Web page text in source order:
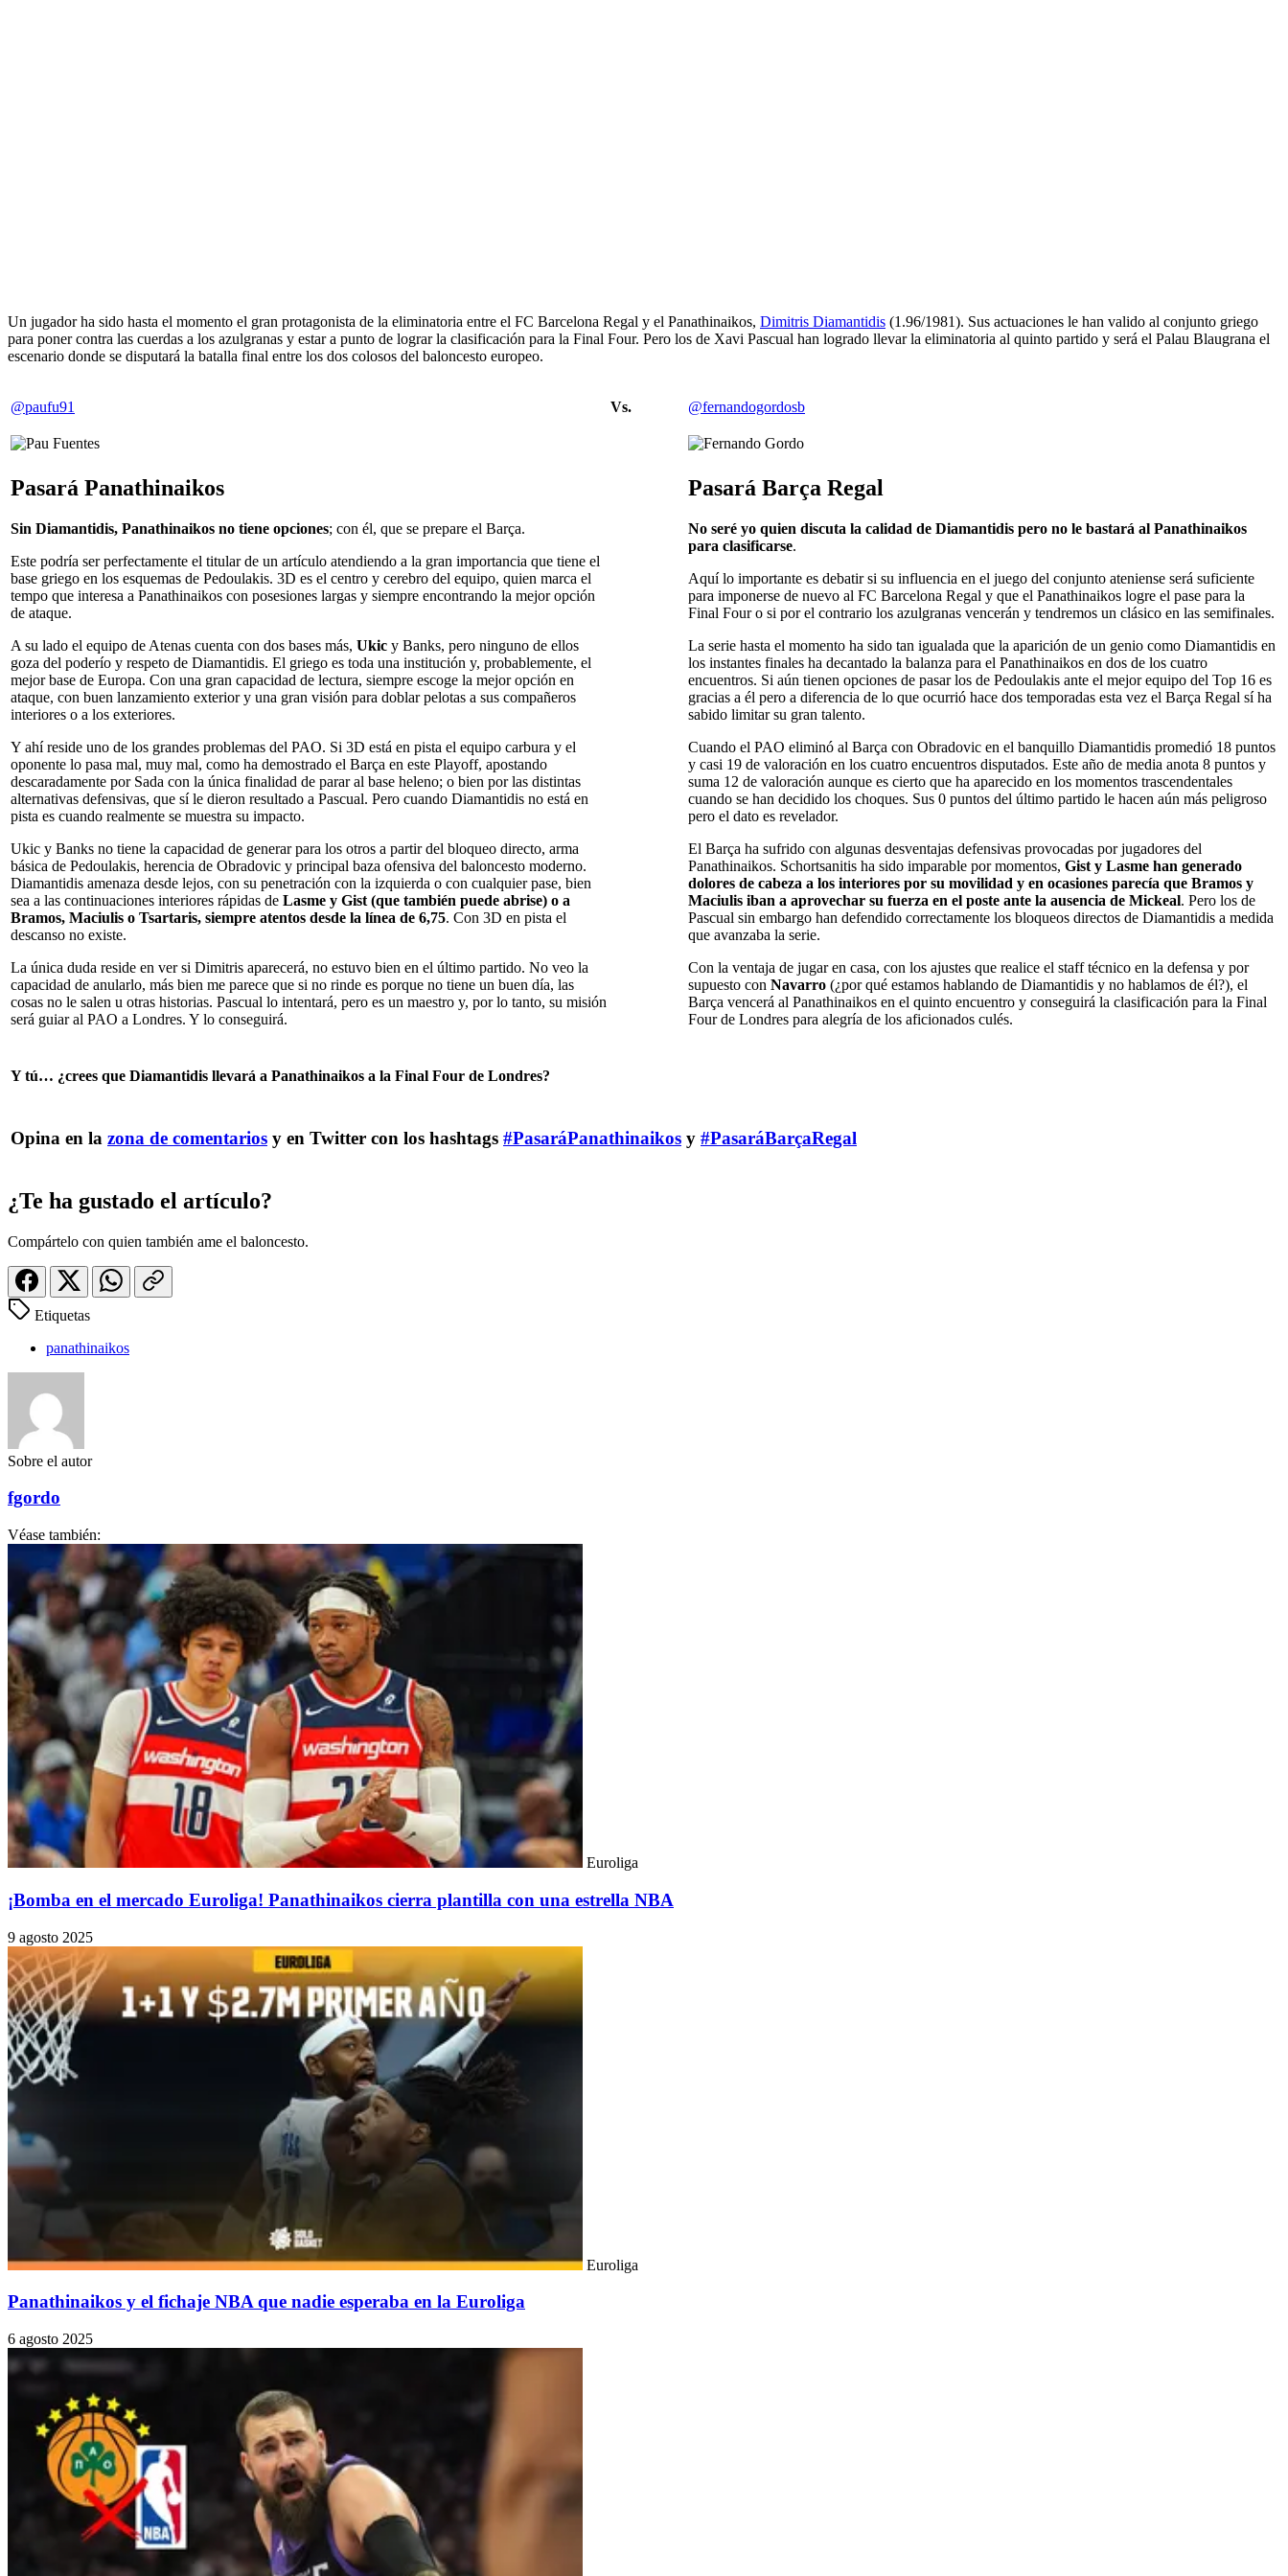
Un jugador ha sido hasta el momento el gran protagonista de la eliminatoria entre el FC Barcelona Regal y el Panathinaikos, Dimitris Diamantidis (1.96/1981). Sus actuaciones le han valido al conjunto griego
para poner contra las cuerdas a los azulgranas y estar a punto de lograr la clasificación para la Final Four. Pero los de Xavi Pascual han logrado llevar la eliminatoria al quinto partido y será el Palau Blaugrana el
escenario donde se disputará la batalla final entre los dos colosos del baloncesto europeo.
@paufu91 Vs. @fernandogordosb
Pasará Panathinaikos
Sin Diamantidis, Panathinaikos no tiene opciones; con él, que se prepare el Barça.
Este podría ser perfectamente el titular de un artículo atendiendo a la gran importancia que tiene el
base griego en los esquemas de Pedoulakis. 3D es el centro y cerebro del equipo, quien marca el
tempo que interesa a Panathinaikos con posesiones largas y siempre encontrando la mejor opción
de ataque.
A su lado el equipo de Atenas cuenta con dos bases más, Ukic y Banks, pero ninguno de ellos
goza del poderío y respeto de Diamantidis. El griego es toda una institución y, probablemente, el
mejor base de Europa. Con una gran capacidad de lectura, siempre escoge la mejor opción en
ataque, con buen lanzamiento exterior y una gran visión para doblar pelotas a sus compañeros
interiores o a los exteriores.
Y ahí reside uno de los grandes problemas del PAO. Si 3D está en pista el equipo carbura y el
oponente lo pasa mal, muy mal, como ha demostrado el Barça en este Playoff, apostando
descaradamente por Sada con la única finalidad de parar al base heleno; o bien por las distintas
alternativas defensivas, que sí le dieron resultado a Pascual. Pero cuando Diamantidis no está en
pista es cuando realmente se muestra su impacto.
Ukic y Banks no tiene la capacidad de generar para los otros a partir del bloqueo directo, arma
básica de Pedoulakis, herencia de Obradovic y principal baza ofensiva del baloncesto moderno.
Diamantidis amenaza desde lejos, con su penetración con la izquierda o con cualquier pase, bien
sea a las continuaciones interiores rápidas de Lasme y Gist (que también puede abrise) o a
Bramos, Maciulis o Tsartaris, siempre atentos desde la línea de 6,75. Con 3D en pista el
descanso no existe.
La única duda reside en ver si Dimitris aparecerá, no estuvo bien en el último partido. No veo la
capacidad de anularlo, más bien me parece que si no rinde es porque no tiene un buen día, las
cosas no le salen u otras historias. Pascual lo intentará, pero es un maestro y, por lo tanto, su misión
será guiar al PAO a Londres. Y lo conseguirá.
Pasará Barça Regal
No seré yo quien discuta la calidad de Diamantidis pero no le bastará al Panathinaikos
para clasificarse.
Aquí lo importante es debatir si su influencia en el juego del conjunto ateniense será suficiente
para imponerse de nuevo al FC Barcelona Regal y que el Panathinaikos logre el pase para la
Final Four o si por el contrario los azulgranas vencerán y tendremos un clásico en las semifinales.
La serie hasta el momento ha sido tan igualada que la aparición de un genio como Diamantidis en
los instantes finales ha decantado la balanza para el Panathinaikos en dos de los cuatro
encuentros. Si aún tienen opciones de pasar los de Pedoulakis ante el mejor equipo del Top 16 es
gracias a él pero a diferencia de lo que ocurrió hace dos temporadas esta vez el Barça Regal sí ha
sabido limitar su gran talento.
Cuando el PAO eliminó al Barça con Obradovic en el banquillo Diamantidis promedió 18 puntos
y casi 19 de valoración en los cuatro encuentros disputados. Este año de media anota 8 puntos y
suma 12 de valoración aunque es cierto que ha aparecido en los momentos trascendentales
cuando se han decidido los choques. Sus 0 puntos del último partido le hacen aún más peligroso
pero el dato es revelador.
El Barça ha sufrido con algunas desventajas defensivas provocadas por jugadores del
Panathinaikos. Schortsanitis ha sido imparable por momentos, Gist y Lasme han generado
dolores de cabeza a los interiores por su movilidad y en ocasiones parecía que Bramos y
Maciulis iban a aprovechar su fuerza en el poste ante la ausencia de Mickeal. Pero los de
Pascual sin embargo han defendido correctamente los bloqueos directos de Diamantidis a medida
que avanzaba la serie.
Con la ventaja de jugar en casa, con los ajustes que realice el staff técnico en la defensa y por
supuesto con Navarro (¿por qué estamos hablando de Diamantidis y no hablamos de él?), el
Barça vencerá al Panathinaikos en el quinto encuentro y conseguirá la clasificación para la Final
Four de Londres para alegría de los aficionados culés.
Y tú… ¿crees que Diamantidis llevará a Panathinaikos a la Final Four de Londres?
Opina en la zona de comentarios y en Twitter con los hashtags #PasaráPanathinaikos y #PasaráBarçaRegal
¿Te ha gustado el artículo?
Compártelo con quien también ame el baloncesto.
Etiquetas
panathinaikos
Sobre el autor
fgordo
Véase también:
Euroliga
¡Bomba en el mercado Euroliga! Panathinaikos cierra plantilla con una estrella NBA
9 agosto 2025
Euroliga
Panathinaikos y el fichaje NBA que nadie esperaba en la Euroliga
6 agosto 2025